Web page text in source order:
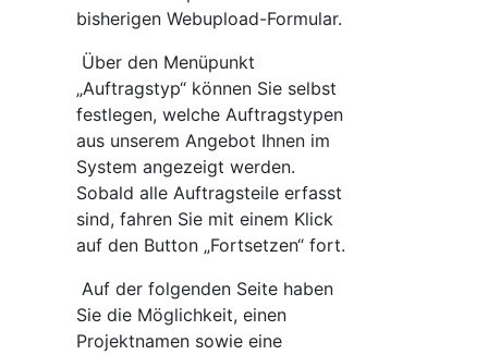
bisherigen Webupload-Formular.
Über den Menüpunkt
„Auftragstyp“ können Sie selbst
festlegen, welche Auftragstypen
aus unserem Angebot Ihnen im
System angezeigt werden.
Sobald alle Auftragsteile erfasst
sind, fahren Sie mit einem Klick
auf den Button „Fortsetzen“ fort.
Auf der folgenden Seite haben
Sie die Möglichkeit, einen
Projektnamen sowie eine